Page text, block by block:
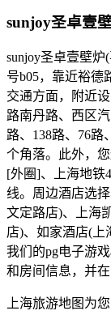
sunjoy圣卓壹
sunjoy圣卓壹壁
号b05，靠近裕德
交通方面，附近
路南丹路、西区
路、138路、76路
个角落。此外，
[外圈]、上海地铁
线。周边酒店选
文定路店)、上海
店)、如家酒店(上
我们的pg电子游
和房间信息，并在
上海旅游地图为